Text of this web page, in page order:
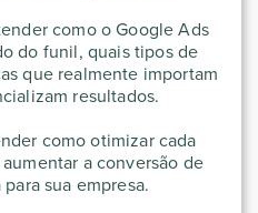
como o Google Ads
do funil, quais tipos de
que realmente importam
resultados.
como otimizar cada
a conversão de
sua empresa.